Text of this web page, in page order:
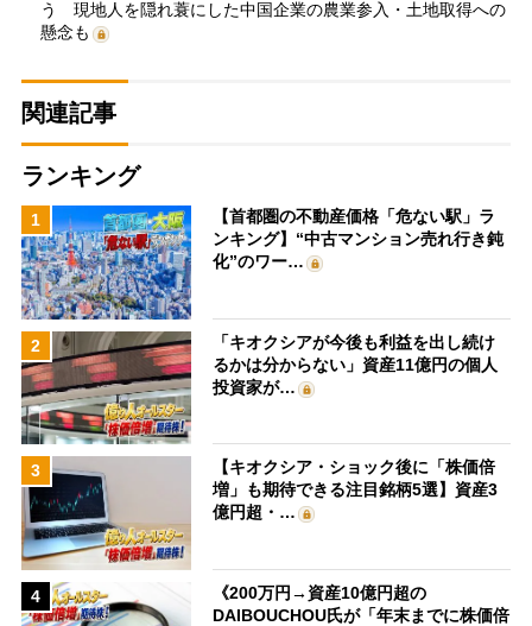
う 現地人を隠れ蓑にした中国企業の農業参入・土地取得への
懸念も
関連記事
ランキング
1
【首都圏の不動産価格「危ない駅」ラ
ンキング】“中古マンション売れ行き鈍
化”のワー…
2
「キオクシアが今後も利益を出し続け
るかは分からない」資産11億円の個人
投資家が…
3
【キオクシア・ショック後に「株価倍
増」も期待できる注目銘柄5選】資産3
億円超・…
4
《200万円→資産10億円超の
DAIBOUCHOU氏が「年末までに株価倍